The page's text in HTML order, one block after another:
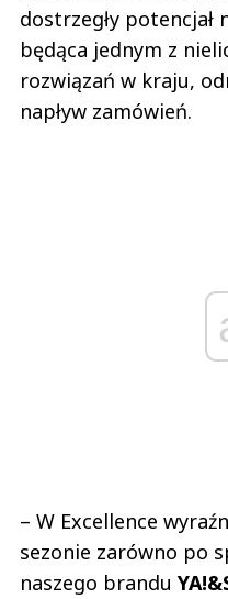
dostrzegły potencjał
będąca jednym z
rozwiązań w kraju,
napływ zamówień.
– W Excellence
sezonie zarówno po
naszego brandu